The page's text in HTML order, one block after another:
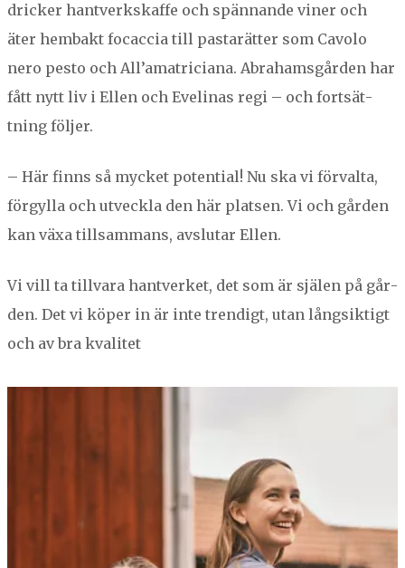
drick­er hantverk­skaffe och spän­nande vin­er och
äter hem­bakt focac­cia till pas­tarät­ter som Cavo­lo
nero pesto och All’amatriciana. Abra­hams­går­den har
fått nytt liv i Ellen och Eveli­nas regi – och fort­sät­
tning följer.
– Här finns så myck­et poten­tial! Nu ska vi för­val­ta,
för­gyl­la och utveck­la den här plat­sen. Vi och går­den
kan växa till­sam­mans, avs­lu­tar Ellen.
Vi vill ta till­vara hantver­ket, det som är själen på går­
den. Det vi köper in är inte trendigt, utan långsik­tigt
och av bra kvalitet